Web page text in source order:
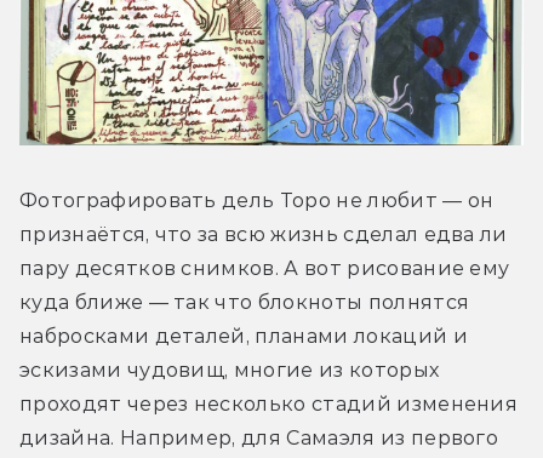
Фотографировать дель Торо не любит — он
признаётся, что за всю жизнь сделал едва ли
пару десятков снимков. А вот рисование ему
куда ближе — так что блокноты полнятся
набросками деталей, планами локаций и
эскизами чудовищ, многие из которых
проходят через несколько стадий изменения
дизайна. Например, для Самаэля из первого